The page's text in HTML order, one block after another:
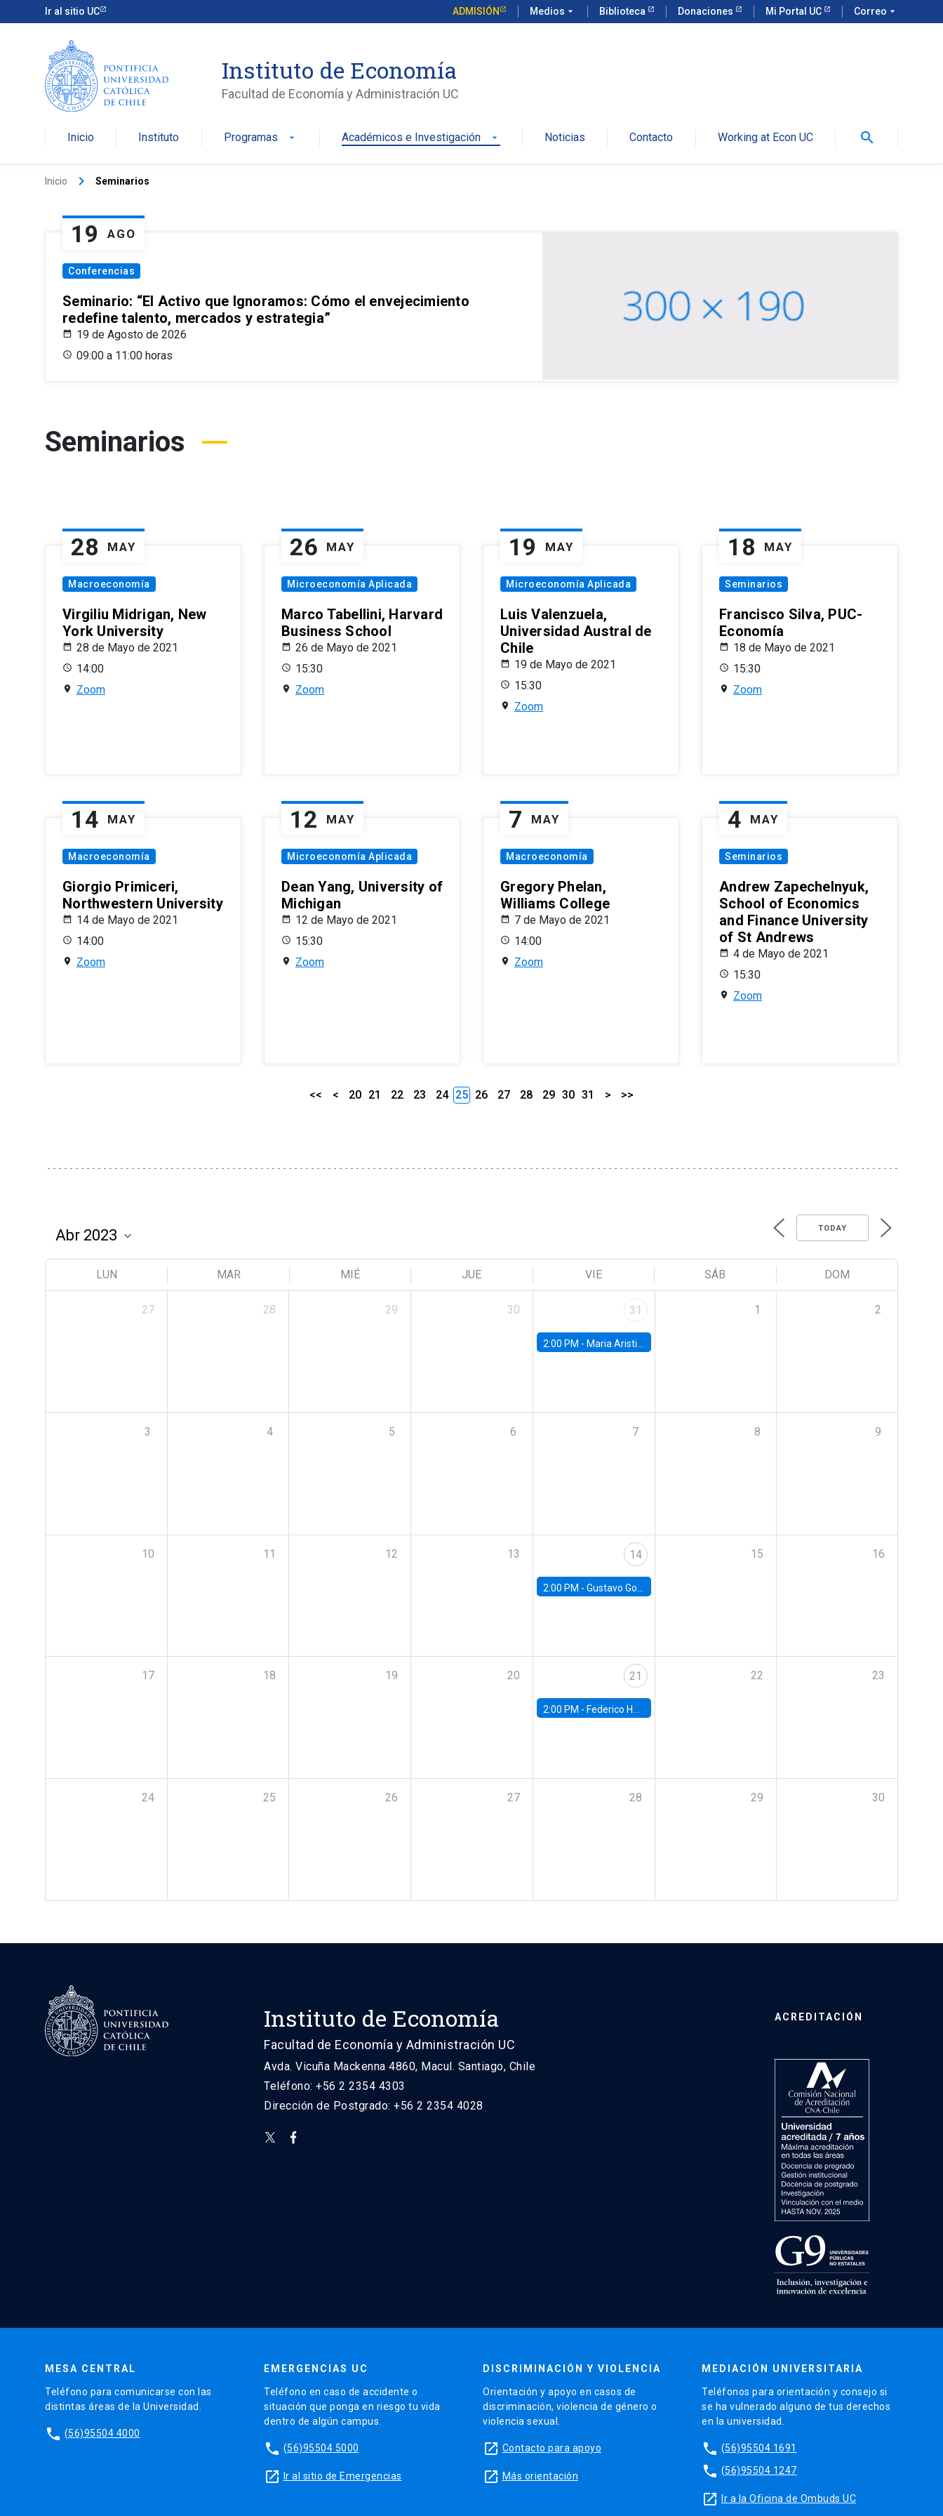
Ir al sitio UC ADMISIÓN Medios arrow_drop_down Biblioteca Donaciones Mi Portal UC Correo arrow_drop_down
Instituto de Economía
Facultad de Economía y Administración UC
Inicio Instituto Programas arrow_drop_down Académicos e Investigación arrow_drop_down Noticias Contacto Working at Econ UC search
Inicio keyboard_arrow_right Seminarios
19 AGO
Conferencias
Seminario: “El Activo que Ignoramos: Cómo el envejecimiento
redefine talento, mercados y estrategia”
19 de Agosto de 2026
09:00 a 11:00 horas
Seminarios
28 MAY
Macroeconomía
Virgiliu Midrigan, New
York University
28 de Mayo de 2021
14:00
Zoom
26 MAY
Microeconomía Aplicada
Marco Tabellini, Harvard
Business School
26 de Mayo de 2021
15:30
Zoom
19 MAY
Microeconomía Aplicada
Luis Valenzuela,
Universidad Austral de
Chile
19 de Mayo de 2021
15:30
Zoom
18 MAY
Seminarios
Francisco Silva, PUC-
Economía
18 de Mayo de 2021
15:30
Zoom
14 MAY
Macroeconomía
Giorgio Primiceri,
Northwestern University
14 de Mayo de 2021
14:00
Zoom
12 MAY
Microeconomía Aplicada
Dean Yang, University of
Michigan
12 de Mayo de 2021
15:30
Zoom
7 MAY
Macroeconomía
Gregory Phelan,
Williams College
7 de Mayo de 2021
14:00
Zoom
4 MAY
Seminarios
Andrew Zapechelnyuk,
School of Economics
and Finance University
of St Andrews
4 de Mayo de 2021
15:30
Zoom
<< < 20 21 22 23 24 25 26 27 28 29 30 31 > >>
TODAY
LUN MAR MIÉ JUE VIE SÁB DOM
27 28 29 30 31
2:00 PM - Maria Aristizabal-Ramirez, FED Board
1 2
3 4 5 6 7 8 9
10 11 12 13 14
2:00 PM - Gustavo González - Banco Central de Chile
15 16
17 18 19 20 21
2:00 PM - Federico Huneeus - Banco Central de Chile
22 23
24 25 26 27 28 29 30
Instituto de Economía
Facultad de Economía y Administración UC
Avda. Vicuña Mackenna 4860, Macul. Santiago, Chile
Teléfono: +56 2 2354 4303
Dirección de Postgrado: +56 2 2354 4028
ACREDITACIÓN
MESA CENTRAL
Teléfono para comunicarse con las
distintas áreas de la Universidad.
phone (56)95504 4000
EMERGENCIAS UC
Teléfono en caso de accidente o
situación que ponga en riesgo tu vida
dentro de algún campus.
phone (56)95504 5000
launch Ir al sitio de Emergencias
DISCRIMINACIÓN Y VIOLENCIA
Orientación y apoyo en casos de
discriminación, violencia de género o
violencia sexual.
launch Contacto para apoyo
launch Más orientación
MEDIACIÓN UNIVERSITARIA
Teléfonos para orientación y consejo si
se ha vulnerado alguno de tus derechos
en la universidad.
phone (56)95504 1691
phone (56)95504 1247
launch Ir a la Oficina de Ombuds UC